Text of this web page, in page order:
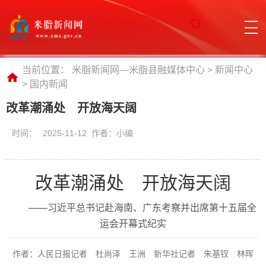
当前位置： 米脂新闻网—米脂县融媒体中心 > 新闻中心
> 国内新闻
改革潮涌处 开放海天阔
时间： 2025-11-12 作者：小编
改革潮涌处 开放海天阔
——习近平总书记赴海南、广东考察并出席第十五届全
运会开幕式纪实
作者：人民日报记者 杜尚泽 王洲 新华社记者 朱基钗 林晖